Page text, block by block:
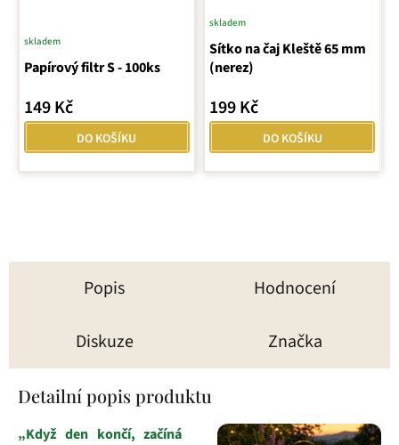
Papírový filtr S - 100ks
skladem
149 Kč
DO KOŠÍKU
Sítko na čaj Kleště 65 mm
(nerez)
skladem
199 Kč
DO KOŠÍKU
Popis Hodnocení
Diskuze Značka
Detailní popis produktu
„Když den končí, začíná